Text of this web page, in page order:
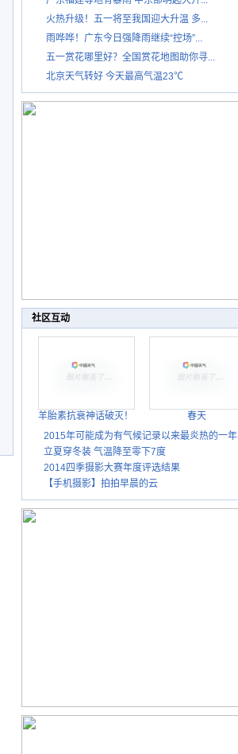
火热升级！五一将至我国迎大升温 多...
雨哗哗！广东今日强降雨继续“控场”...
五一赏花哪里好？全国赏花地图助你寻...
北京天气转好 今天最高气温23℃
社区互动
羊胎素抗衰神话破灭！
春天
2015年可能成为有气候记录以来最炎热的一年
立夏穿冬装 气温降至零下7度
2014四季摄影大赛年度评选结果
【手机摄影】拍拍早晨的云